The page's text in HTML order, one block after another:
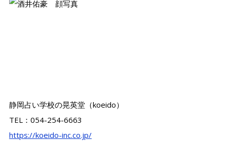
静岡占い学校の晃英堂（koeido）
TEL：054-254-6663
https://koeido-inc.co.jp/